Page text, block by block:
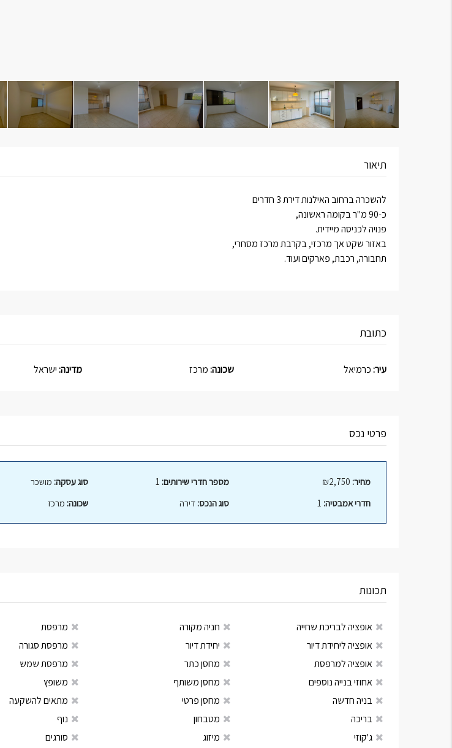
תיאור
להשכרה ברחוב האילנות דירת 3 חדרים
כ-90 מ"ר בקומה ראשונה,
פנויה לכניסה מיידית.
באזור שקט אך מרכזי, בקרבת מרכז מסחרי,
תחבורה, רכבת, פארקים ועוד.
כתובת
עיר:כרמיאל שכונה:מרכז מדינה:ישראל
פרטי נכס
מחיר:
חדרי אמבטיה:
מספר חדרי שירותים:
סוג הנכס: דירה
סוג עסקה: מושכר
שכונה: מרכז
תכונות
אופציה לבריכת שחייה
אופציה ליחידת דיור
אופציה למרפסת
אחוזי בנייה נוספים
בניה חדשה
בריכה
ג'קוזי
חניה מקורה
יחידת דיור
מחסן כתר
מחסן משותף
מחסן פרטי
מטבחון
מיזוג
מרפסת
מרפסת סגורה
מרפסת שמש
משופץ
מתאים להשקעה
נוף
סורגים